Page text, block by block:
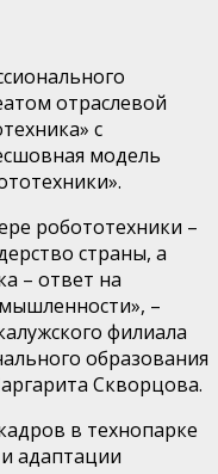
отраслевой
с
модель
робототехники –
страны, а
– ответ на
, –
филиала
образования
Скворцова.
в технопарке
адаптации